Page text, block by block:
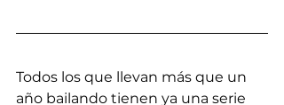
Todos los que llevan más que un
año bailando tienen ya una serie